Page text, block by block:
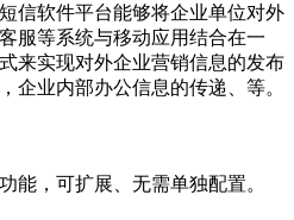
信软件平台能够将企业单位对外
服等系统与移动应用结合在一
来实现对外企业营销信息的发布
企业内部办公信息的传递、等。
能，可扩展、无需单独配置。